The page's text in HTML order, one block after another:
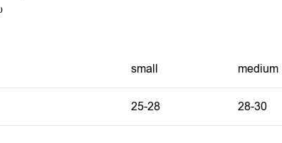
small medium
25-28 28-30